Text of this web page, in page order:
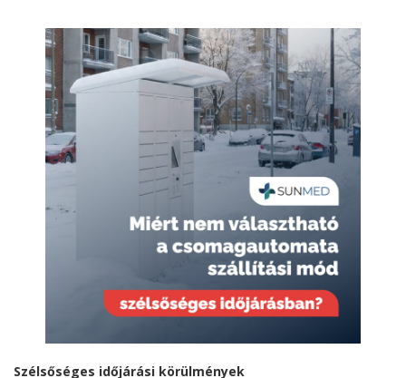
Szélsőséges időjárási körülmények